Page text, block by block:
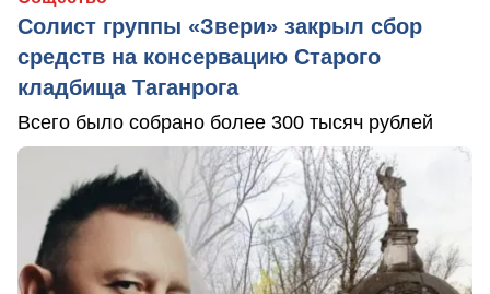
Солист группы «Звери» закрыл сбор
средств на консервацию Старого
кладбища Таганрога
Всего было собрано более 300 тысяч рублей